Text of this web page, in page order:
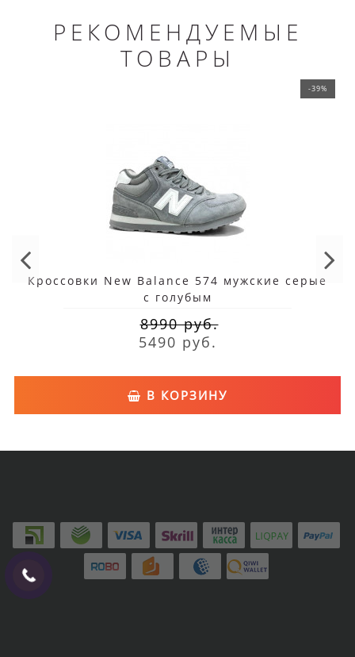
РЕКОМЕНДУЕМЫЕ
ТОВАРЫ
-39%
Кроссовки New Balance 574 мужские серые
с голубым
8990 руб.
5490 руб.
В КОРЗИНУ